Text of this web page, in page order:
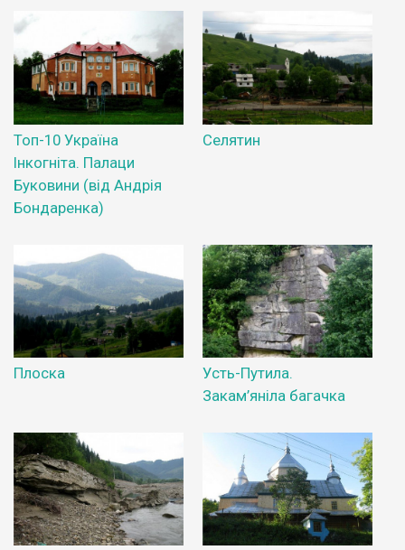
Топ-10 Україна
Інкогніта. Палаци
Буковини (від Андрія
Бондаренка)
Селятин
Плоска
Усть-Путила.
Закам’яніла багачка